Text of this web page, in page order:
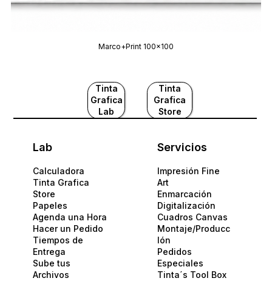
Marco+Print 100x100
Tinta
Grafica
Lab
Tinta
Grafica
Store
Lab
Calculadora
Tinta Grafica
Store
Papeles​
Agenda una Hora
Hacer un Pedido
Tiempos de
Entrega
Sube tus
Archivos
Servicios
Impresión Fine
Art
Enmarcación
Digitalización
Cuadros Canvas
Montaje/Producc
Ión
Pedidos
Especiales
Tinta´s Tool Box